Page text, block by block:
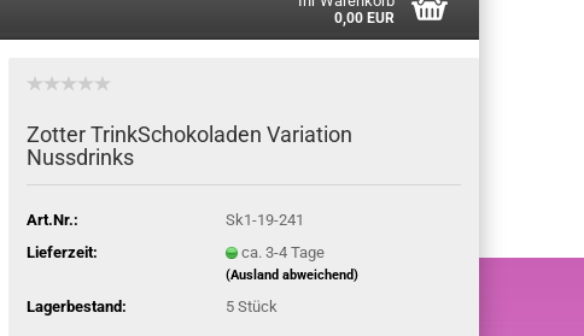
0,00 EUR
Zotter TrinkSchokoladen Variation
Nussdrinks
Art.Nr.:
Sk1-19-241
Lieferzeit:
ca. 3-4 Tage
(Ausland abweichend)
Lagerbestand: 5 Stück